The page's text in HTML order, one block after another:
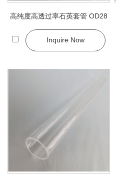
高纯度高透过率石英套管 OD28
Inquire Now